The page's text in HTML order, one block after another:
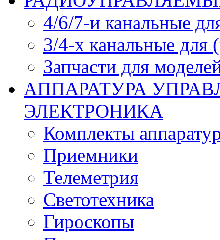
4/6/7-и канальные
3/4-х канальные
Запчасти для
АППАРАТУРА
ЭЛЕКТРОНИКА
Комплекты
Приемники
Телеметрия
Светотехника
Гироскопы